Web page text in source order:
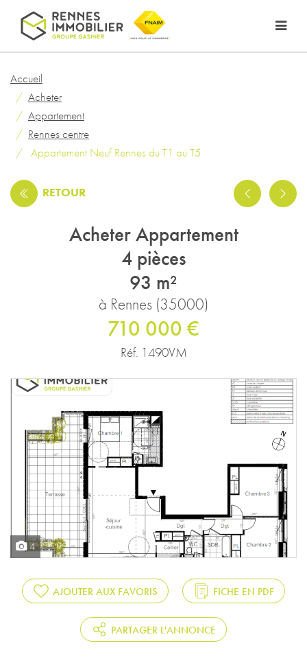
Accueil
Acheter
Appartement
Rennes centre
Appartement Neuf Rennes du T1 au T5
RETOUR
Acheter Appartement
4 pièces
93 m²
à Rennes (35000)
710 000 €
Réf. 1490VM
4
AJOUTER AUX FAVORIS FICHE EN PDF
PARTAGER L'ANNONCE